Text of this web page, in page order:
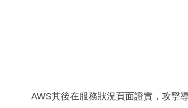
AWS其後在服務狀況頁面證實，攻擊